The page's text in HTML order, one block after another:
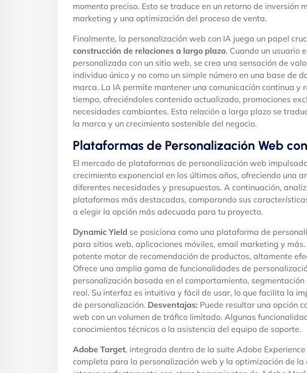
momento preciso. Esto se traduce en un retorno de inversión
marketing y una optimización del proceso de venta.
Finalmente, la personalización web con IA juega un papel
construcción de relaciones a largo plazo. Cuando un usuario
personalizada con un sitio web, se crea una sensación de
individuo único y no como un simple número en una base de
marca. La IA permite mantener una comunicación continua y
tiempo, ofreciéndoles contenido actualizado, promociones
necesidades cambiantes. Esta relación a largo plazo se
la marca y un crecimiento sostenible del negocio.
Plataformas de Personalización Web
El mercado de plataformas de personalización web
crecimiento exponencial en los últimos años, ofreciendo una
diferentes necesidades y presupuestos. A continuación,
plataformas más destacadas, comparando sus
a elegir la opción más adecuada para tu proyecto.
Dynamic Yield se posiciona como una plataforma de
para sitios web, aplicaciones móviles, email marketing y más.
potente motor de recomendación de productos, altamente
Ofrece una amplia gama de funcionalidades de
personalización basada en el comportamiento,
real. Su interfaz es intuitiva y fácil de usar, lo que facilita la
de personalización. Desventajas: Puede resultar una opción
web con un volumen de tráfico limitado. Algunas
conocimientos técnicos o la asistencia del equipo de soporte.
Adobe Target, integrada dentro de la suite Adobe
completa para la personalización web y la optimización de la